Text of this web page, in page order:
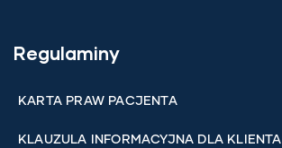
Regulaminy
KARTA PRAW PACJENTA
KLAUZULA INFORMACYJNA DLA KLIENTA